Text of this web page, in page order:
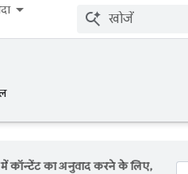
कॉन्टेंट का अनुवाद करने के लिए,